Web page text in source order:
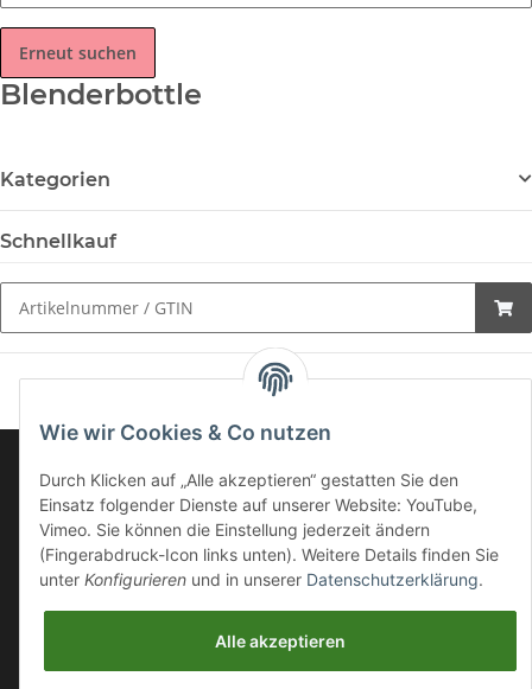
Erneut suchen
Blenderbottle
Kategorien
Schnellkauf
Sporthilfe
Kunden Service
Wie wir Cookies & Co nutzen
Durch Klicken auf „Alle akzeptieren“ gestatten Sie den
Einsatz folgender Dienste auf unserer Website: YouTube,
Vimeo. Sie können die Einstellung jederzeit ändern
(Fingerabdruck-Icon links unten). Weitere Details finden Sie
unter Konfigurieren und in unserer Datenschutzerklärung.
Alle akzeptieren